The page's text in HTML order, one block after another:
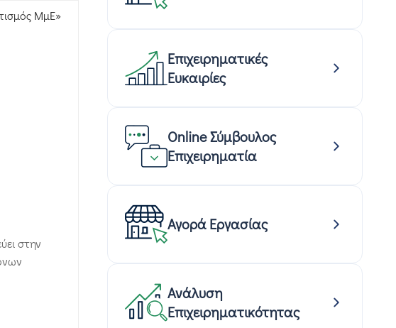
ΜμΕ»
στην
Επιχειρηματικές
Ευκαιρίες
Online Σύμβουλος
Επιχειρηματία
Αγορά Εργασίας
Ανάλυση
Επιχειρηματικότητας